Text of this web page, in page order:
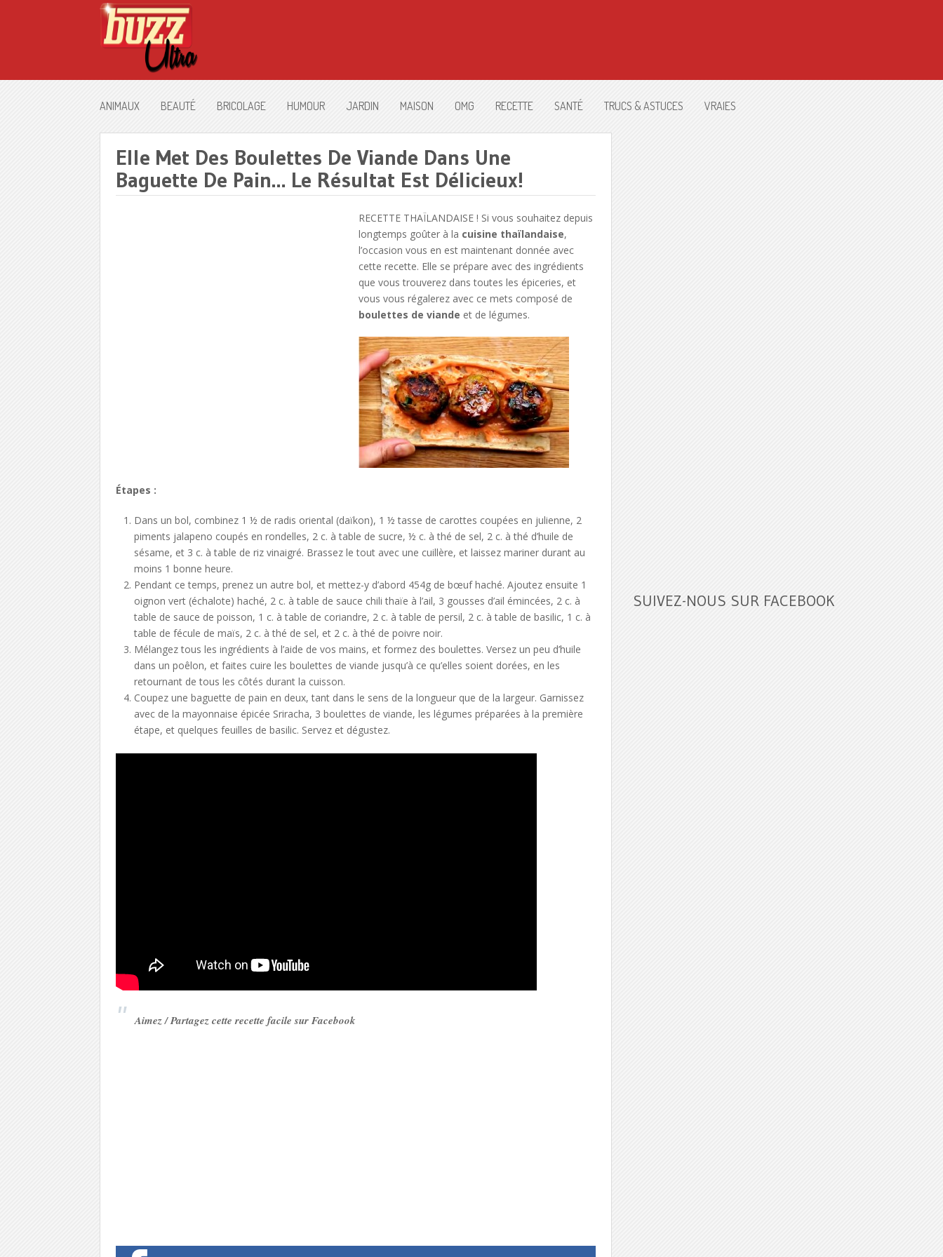
ANIMAUX BEAUTÉ BRICOLAGE HUMOUR JARDIN MAISON OMG RECETTE SANTÉ TRUCS & ASTUCES VRAIES
Elle Met Des Boulettes De Viande Dans Une
Baguette De Pain… Le Résultat Est Délicieux!
RECETTE THAÏLANDAISE ! Si vous souhaitez depuis
longtemps goûter à la cuisine thaïlandaise,
l’occasion vous en est maintenant donnée avec
cette recette. Elle se prépare avec des ingrédients
que vous trouverez dans toutes les épiceries, et
vous vous régalerez avec ce mets composé de
boulettes de viande et de légumes.
Étapes :
Dans un bol, combinez 1 ½ de radis oriental (daïkon), 1 ½ tasse de carottes coupées en julienne, 2
piments jalapeno coupés en rondelles, 2 c. à table de sucre, ½ c. à thé de sel, 2 c. à thé d’huile de
sésame, et 3 c. à table de riz vinaigré. Brassez le tout avec une cuillère, et laissez mariner durant au
moins 1 bonne heure.
Pendant ce temps, prenez un autre bol, et mettez-y d’abord 454g de bœuf haché. Ajoutez ensuite 1
oignon vert (échalote) haché, 2 c. à table de sauce chili thaïe à l’ail, 3 gousses d’ail émincées, 2 c. à
table de sauce de poisson, 1 c. à table de coriandre, 2 c. à table de persil, 2 c. à table de basilic, 1 c. à
table de fécule de maïs, 2 c. à thé de sel, et 2 c. à thé de poivre noir.
Mélangez tous les ingrédients à l’aide de vos mains, et formez des boulettes. Versez un peu d’huile
dans un poêlon, et faites cuire les boulettes de viande jusqu’à ce qu’elles soient dorées, en les
retournant de tous les côtés durant la cuisson.
Coupez une baguette de pain en deux, tant dans le sens de la longueur que de la largeur. Garnissez
avec de la mayonnaise épicée Sriracha, 3 boulettes de viande, les légumes préparées à la première
étape, et quelques feuilles de basilic. Servez et dégustez.
Aimez / Partagez cette recette facile sur Facebook
SUIVEZ-NOUS SUR FACEBOOK